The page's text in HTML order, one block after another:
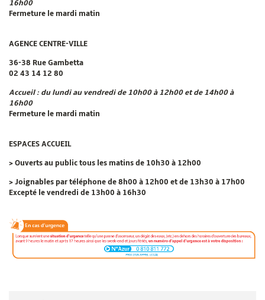
16h00
Fermeture le mardi matin
AGENCE CENTRE-VILLE
36-38 Rue Gambetta
02 43 14 12 80
Accueil : du lundi au vendredi de 10h00 à 12h00 et de 14h00 à
16h00
Fermeture le mardi matin
ESPACES ACCUEIL
>Ouverts au publictous les matins de 10h30 à 12h00
>Joignables par téléphonede 8h00 à 12h00 et de 13h30 à 17h00
Excepté le vendredi de 13h00 à 16h30